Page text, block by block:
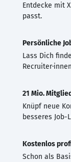
Entdecke mit
passt.
Persönliche
Lass Dich
21 Mio.
Knüpf neue
besseres Job-
Kostenlos
Schon als